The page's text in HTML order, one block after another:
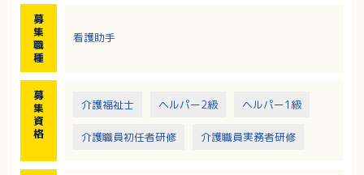
・身支度等の介助等
募
集
職
種
看護助手
募
集
資
格
介護福祉士 ヘルパー2級 ヘルパー1級
介護職員初任者研修 介護職員実務者研修